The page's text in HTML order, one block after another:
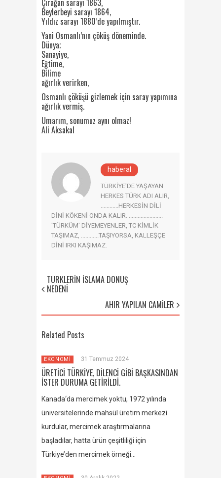
Beylerbeyi sarayı 1864,
Yıldız sarayı 1880’de yapılmıştır.
Yani Osmanlı’nın çöküş döneminde.
Dünya;
Sanayiye,
Eğtime,
Bilime
ağırlık verirken,
Osmanlı çöküşü gizlemek için saray yapımına
ağırlık vermiş.
Umarım, sonumuz aynı olmaz!
Ali Aksakal
haberal
TÜRKİYE'DE YAŞAYAN
HERKES TÜRK ADI ALIR,
............HERKESİN DİLİ
DİNİ KÖKENİ ONDA KALIR. .......................
'TÜRKÜM' DİYEMEYENLER, TC KİMLİK
TAŞIMAZ, ............TAŞIYORSA, KALLEŞÇE
DİNİ IRKI KAŞIMAZ.
TÜRKLERİN İSLAMA DÖNÜŞ
NEDENİ
AHIR YAPILAN CAMİLER
Related Posts
EKONOMİ 31 Temmuz 2024
ÜRETİCİ TÜRKİYE, DİLENCİ GİBİ BAŞKASINDAN
İSTER DURUMA GETİRİLDİ.
Kanada‘da mercimek yoktu, 1972 yılında
üniversitelerinde mahsül üretim merkezi
kurdular, mercimek araştırmalarına
başladılar, hatta ürün çeşitliliği için
Türkiye’den mercimek örneği…